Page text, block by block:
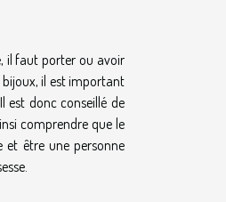
il faut porter ou avoir
il est important
est donc conseillé de
comprendre que le
et être une personne